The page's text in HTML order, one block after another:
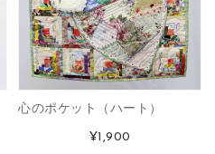
心のポケット（ハート）
¥1,900